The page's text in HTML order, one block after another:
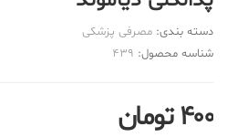
دسته بندی: مصرفی پزشکی
شناسه محصول: 439
400 تومان